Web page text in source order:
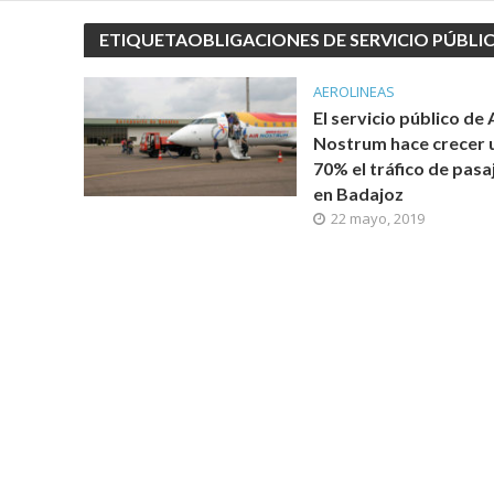
ETIQUETAOBLIGACIONES DE SERVICIO
AEROLINEAS
El servicio público de
Nostrum hace crecer
70% el tráfico de
en Badajoz
22 mayo, 2019